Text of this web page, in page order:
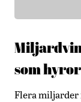
som
Flera miljarder